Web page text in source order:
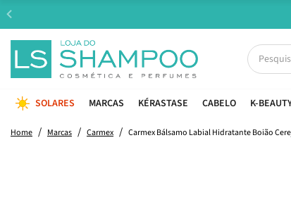
SOLARES MARCAS KÉRASTASE CABELO K-
Home Marcas Carmex Carmex Bálsamo Labial Hidratante Boião